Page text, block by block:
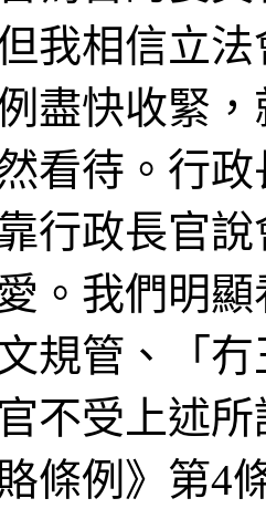
我相信立
盡快收緊
看待。行
行政長官
。我們明
規管、「
不受上述
條例》第4